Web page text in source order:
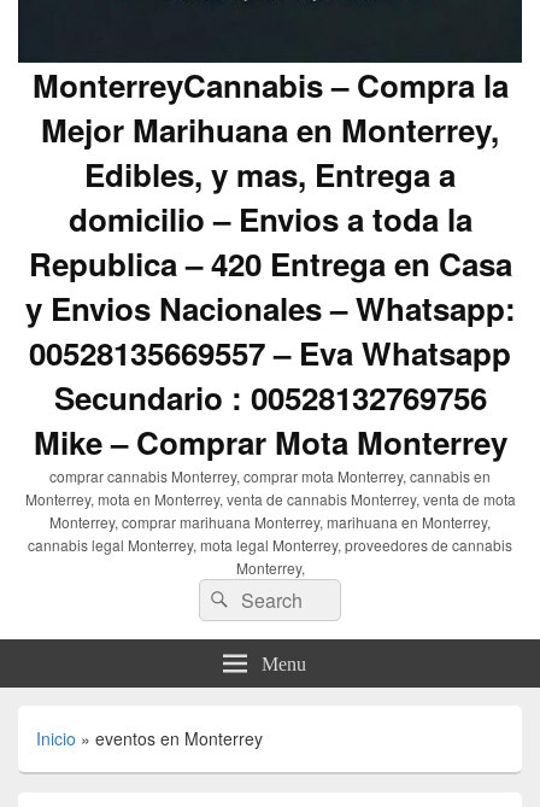
MonterreyCannabis – Compra la
Mejor Marihuana en Monterrey,
Edibles, y mas, Entrega a
domicilio – Envios a toda la
Republica – 420 Entrega en Casa
y Envios Nacionales – Whatsapp:
00528135669557 – Eva Whatsapp
Secundario : 00528132769756
Mike – Comprar Mota Monterrey
comprar cannabis Monterrey, comprar mota Monterrey, cannabis en
Monterrey, mota en Monterrey, venta de cannabis Monterrey, venta de mota
Monterrey, comprar marihuana Monterrey, marihuana en Monterrey,
cannabis legal Monterrey, mota legal Monterrey, proveedores de cannabis
Monterrey,
Search
for:
Search
Menu
Inicio » eventos en Monterrey